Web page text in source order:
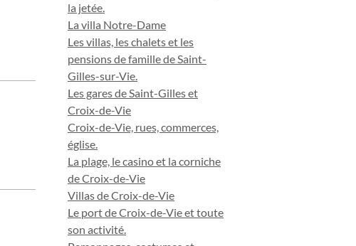
la jetée.
La villa Notre-Dame
Les villas, les chalets et les
pensions de famille de Saint-
Gilles-sur-Vie.
Les gares de Saint-Gilles et
Croix-de-Vie
Croix-de-Vie, rues, commerces,
église.
La plage, le casino et la corniche
de Croix-de-Vie
Villas de Croix-de-Vie
Le port de Croix-de-Vie et toute
son activité.